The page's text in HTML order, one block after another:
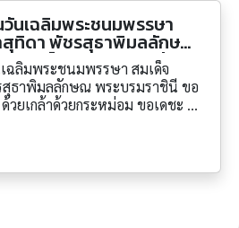
สุทิดา พัชรสุธาพิมลลักษณ
ขอเดชะ ข้าพระพุทธเจ้า
เศรษฐเสถียร ในพระราชูปถัมภ์
ฉลิมพระชนมพรรษา สมเด็จ
สุธาพิมลลักษณ พระบรมราชินี ขอ
ยเกล้าด้วยกระหม่อม ขอเดชะ ข้า
ร คณะครูและบุคลากรทางการ
ถียร ในพระราชูปถัมภ์